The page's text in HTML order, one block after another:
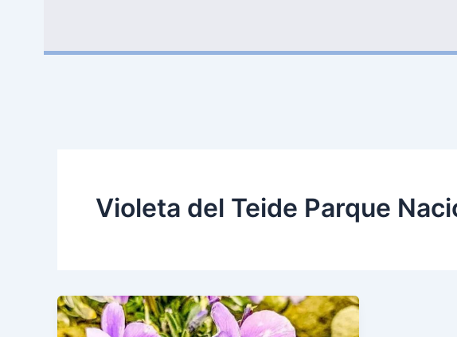
Violeta del Teide Parque